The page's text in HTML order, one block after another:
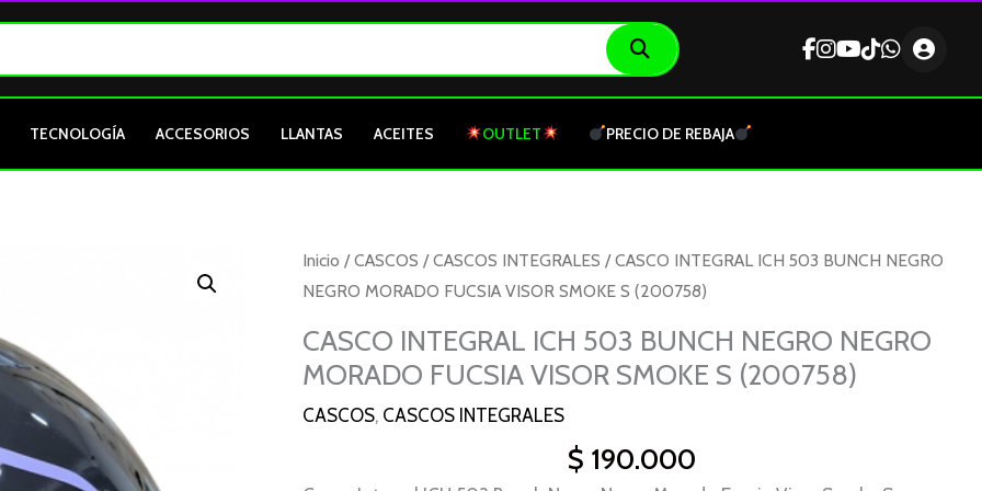
TECNOLOGÍA ACCESORIOS LLANTAS ACEITES OUTLET PRECIO DE REBAJA
Inicio /CASCOS /CASCOS INTEGRALES / CASCO INTEGRAL ICH 503 BUNCH NEGRO
NEGRO MORADO FUCSIA VISOR SMOKE S (200758)
CASCO INTEGRAL ICH 503 BUNCH NEGRO NEGRO
MORADO FUCSIA VISOR SMOKE S (200758)
CASCOS, CASCOS INTEGRALES
$ 190.000